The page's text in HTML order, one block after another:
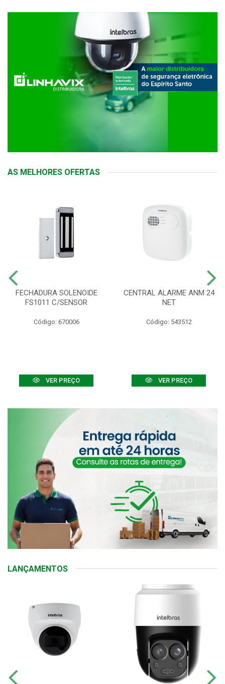
AS MELHORES OFERTAS
FECHADURA SOLENOIDE
FS1011 C/SENSOR
Código: 670006
VER PREÇO
CENTRAL ALARME ANM 24
NET
Código: 543512
VER PREÇO
LANÇAMENTOS